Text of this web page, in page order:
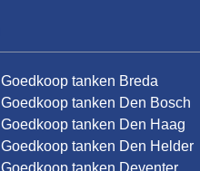
Goedkoop tanken Breda
Goedkoop tanken Den Bosch
Goedkoop tanken Den Haag
Goedkoop tanken Den Helder
Goedkoop tanken Deventer